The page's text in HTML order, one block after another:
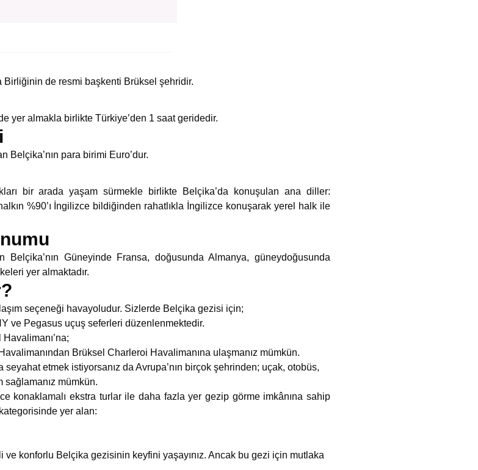
Birliğinin de resmi başkenti Brüksel şehridir.
yer almakla birlikte Türkiye’den 1 saat geridedir.
para birimi Euro’dur.
bir arada yaşam sürmekle birlikte Belçika’da konuşulan ana diller:
%90’ı İngilizce bildiğinden rahatlıkla İngilizce konuşarak yerel halk ile
Belçika’nın Güneyinde Fransa, doğusunda Almanya, güneydoğusunda
yer almaktadır.
seçeneği havayoludur. Sizlerde Belçika gezisi için;
ve Pegasus uçuş seferleri düzenlenmektedir.
Brüksel Charleroi Havalimanına ulaşmanız mümkün.
etmek istiyorsanız da Avrupa’nın birçok şehrinden; uçak, otobüs,
mümkün.
konaklamalı ekstra turlar ile daha fazla yer gezip görme imkânına sahip
kategorisinde yer alan:
ve konforlu Belçika gezisinin keyfini yaşayınız. Ancak bu gezi için mutlaka